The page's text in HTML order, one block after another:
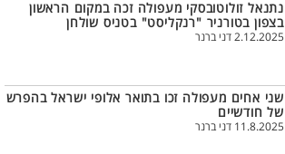
נתנאל זולוטובסקי מעפולה זכה במקום הראשון
בצפון בטורניר "רנקליסט" בטניס שולחן
2.12.2025 דני ברנר
שני אחים מעפולה זכו בתואר אלופי ישראל בהפרש
של חודשיים
11.8.2025 דני ברנר